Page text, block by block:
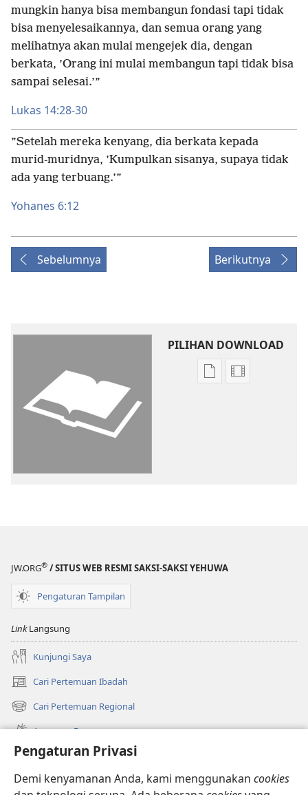
Pengaturan Privasi
Demi kenyamanan Anda, kami menggunakan cookies
mungkin hanya bisa membangun fondasi tapi tidak
bisa menyelesaikannya, dan semua orang yang
melihatnya akan mulai mengejek dia, dengan
berkata, ’Orang ini mulai membangun tapi tidak bisa
sampai selesai.’”
Lukas 14:28-30
”Setelah mereka kenyang, dia berkata kepada
murid-muridnya, ’Kumpulkan sisanya, supaya tidak
ada yang terbuang.’”
Yohanes 6:12
Sebelumnya Berikutnya
PILIHAN DOWNLOAD
PilihanPilihan
JW.ORG® / SITUS WEB RESMI SAKSI-SAKSI YEHUWA
Pengaturan Tampilan
LinkLangsung
Kunjungi Saya
Cari Pertemuan Ibadah
(terbuka
di
window
baru)
Cari Pertemuan Regional
(terbuka
di
baru)
Apa yang Baru
Video
Cari